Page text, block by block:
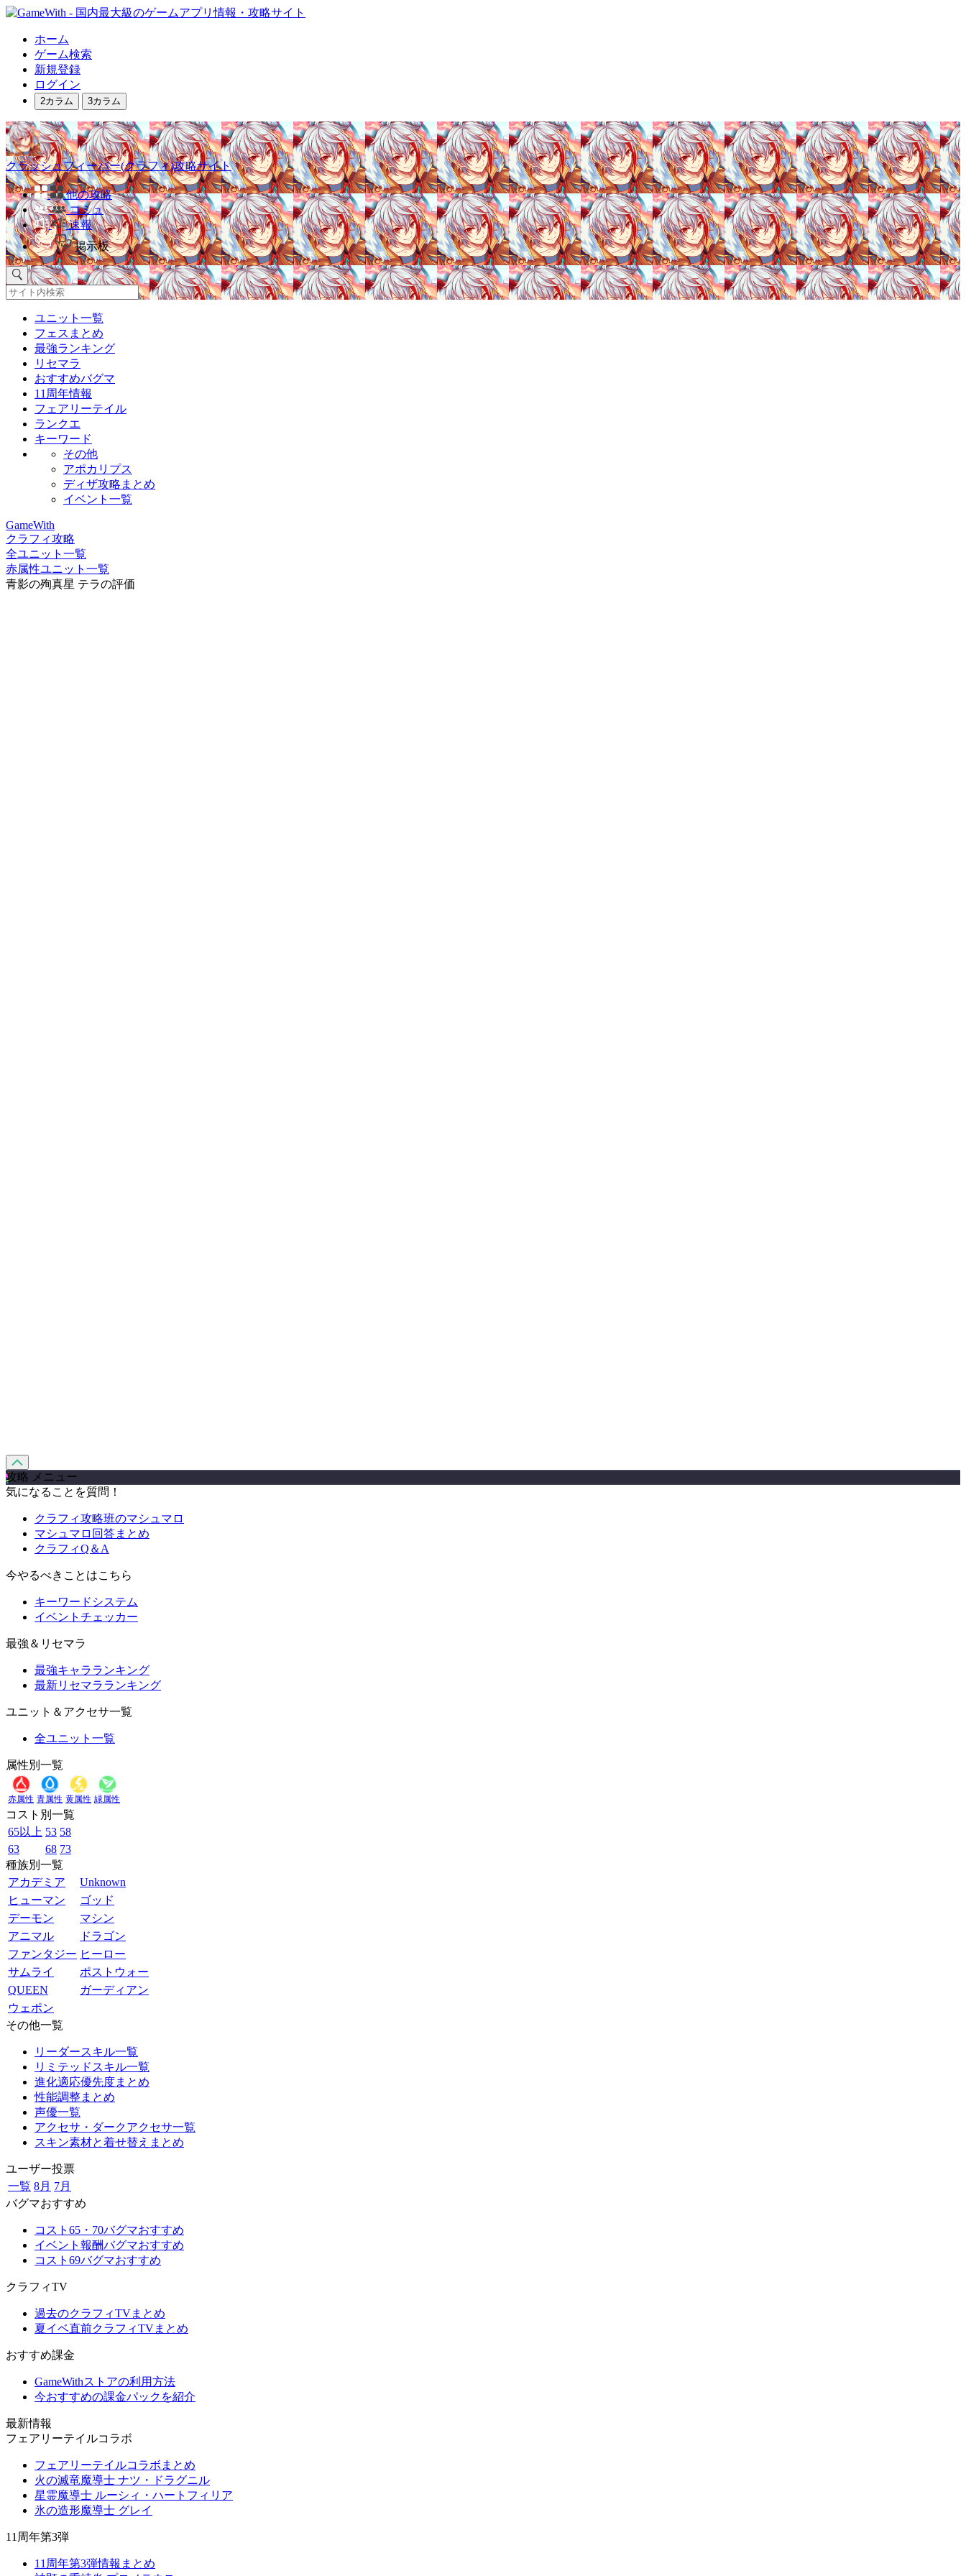
ホーム
ゲーム検索
新規登録
ログイン
2カラム 3カラム
クラッシュフィーバー(クラフィ)攻略サイト
他の攻略
コミュ
速報
掲示板
ユニット一覧
フェスまとめ
最強ランキング
リセマラ
おすすめバグマ
11周年情報
フェアリーテイル
ランクエ
キーワード
その他
アポカリプス
ディザ攻略まとめ
イベント一覧
GameWith
クラフィ攻略
全ユニット一覧
赤属性ユニット一覧
青影の殉真星 テラの評価
攻略 メニュー
気になることを質問！
クラフィ攻略班のマシュマロ
マシュマロ回答まとめ
クラフィQ＆A
今やるべきことはこちら
キーワードシステム
イベントチェッカー
最強＆リセマラ
最強キャラランキング
最新リセマラランキング
ユニット＆アクセサ一覧
全ユニット一覧
属性別一覧
赤属性 青属性 黄属性 緑属性
コスト別一覧
65以上 53 58
63
68 73
種族別一覧
アカデミア
Unknown
ヒューマン
ゴッド
デーモン
マシン
アニマル
ドラゴン
ファンタジー ヒーロー
サムライ
ポストウォー
QUEEN
ガーディアン
ウェポン
その他一覧
リーダースキル一覧
リミテッドスキル一覧
進化適応優先度まとめ
性能調整まとめ
声優一覧
アクセサ・ダークアクセサ一覧
スキン素材と着せ替えまとめ
ユーザー投票
一覧 8月 7月
バグマおすすめ
コスト65・70バグマおすすめ
イベント報酬バグマおすすめ
コスト69バグマおすすめ
クラフィTV
過去のクラフィTVまとめ
夏イベ直前クラフィTVまとめ
おすすめ課金
GameWithストアの利用方法
今おすすめの課金パックを紹介
最新情報
フェアリーテイルコラボ
フェアリーテイルコラボまとめ
火の滅竜魔導士 ナツ・ドラグニル
星霊魔導士 ルーシィ・ハートフィリア
氷の造形魔導士 グレイ
11周年第3弾
11周年第3弾情報まとめ